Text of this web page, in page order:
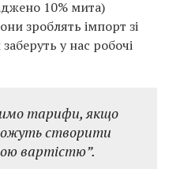
10% мита)
зроблять імпорт зі
у нас робочі
тарифи, якщо
створити
вартістю”.